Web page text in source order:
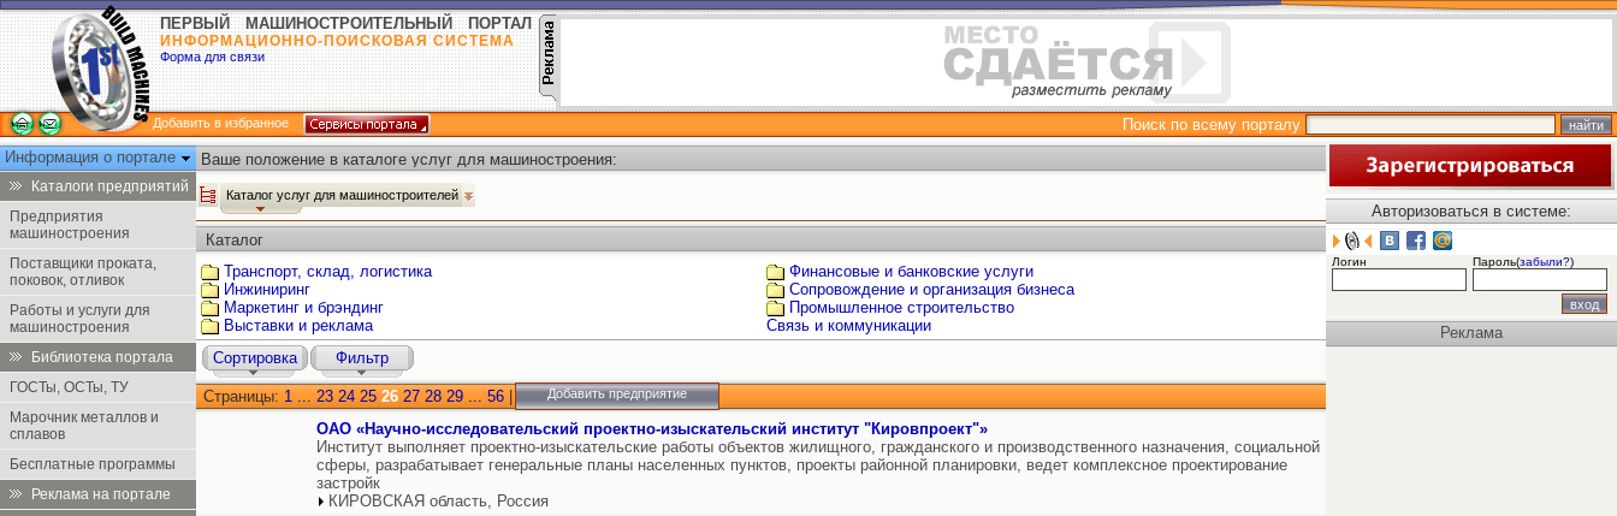
ПЕРВЫЙ МАШИНОСТРОИТЕЛЬНЫЙ ПОРТАЛ
ИНФОРМАЦИОННО-ПОИСКОВАЯ СИСТЕМА
Форма для связи
Добавить в избранное
Поиск по всему порталу
Информация о портале
Каталоги предприятий
Предприятия
машиностроения
Поставщики проката,
поковок, отливок
Работы и услуги для
машиностроения
Библиотека портала
ГОСТы, ОСТы, ТУ
Марочник металлов и
сплавов
Бесплатные программы
Реклама на портале
Ваше положение в каталоге услуг для машиностроения:
Каталог услуг для машиностроителей
Каталог
Транспорт, склад, логистика
Инжиниринг
Маркетинг и брэндинг
Выставки и реклама
Финансовые и банковские услуги
Сопровождение и организация бизнеса
Промышленное строительство
Cвязь и коммуникации
Сортировка
Фильтр
Страницы: 1 ... 23 24 25 26 27 28 29 ... 56 Добавить предприятие
ОАО «Научно-исследовательский проектно-изыскательский институт "Кировпроект"»
Институт выполняет проектно-изыскательские работы объектов жилищного, гражданского и производственного назначения, социальной
сферы, разрабатывает генеральные планы населенных пунктов, проекты районной планировки, ведет комплексное проектирование
застройк
КИРОВСКАЯ область, Россия
Авторизоваться в системе:
Логин Пароль(забыли?)
Реклама